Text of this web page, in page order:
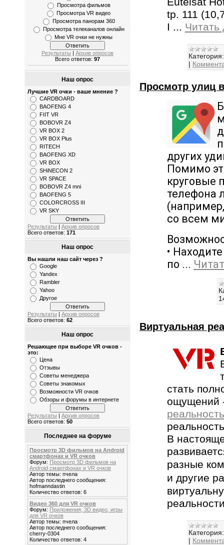
Просмотра фильмов
Просмотра VR видео
Просмотра панорам 360
Просмотра телеканалов онлайн
Мне VR очки не нужны
Результаты
Архив опросов
Всего ответов: 97
Наш опрос
Лучшие VR очки - ваше мнение ?
CARDBOARD
BAOFENG 4
FIIT VR
BOBOVR Z4
VR BOX 2
VR BOX Plus
RITECH
BAOFENG XD
VR BOX
SHiNECON 2
VR SPACE
BOBOVR Z4 mni
BAOFENG 5
COLORCROSS III
VR SKY
Результаты
Архив опросов
Всего ответов: 171
Наш опрос
Вы нашли наш сайт через ?
Google
Yandex
Rambler
Yahoo
Другое
Результаты
Архив опросов
Всего ответов: 62
Наш опрос
Решающее при выборе VR очков -
это:
Цена
Отзывы
Советы менеджера
Советы знакомых
Возможности VR очков
Обзоры и форумы в интернете
Результаты
Архив опросов
Всего ответов: 50
Последнее на форуме
Просмотр 3D фильмов на Android
смартфонах и VR очков
Форум: Просмотр 3D фильмов на
Android смартфонах и VR очков
Автор темы: пчела
Автор последнего сообщения:
hofmanndastin
Количество ответов: 6
Видео 360 для VR очков
Форум: Приложения, 3D видео, игры
для VR очков
Автор темы: пчела
Автор последнего сообщения:
cherry-0304
Количество ответов: 4
tp. 111
I ...
Категория:
|
Просмотр улиц
других
Помимо
круговые
телефона
со всем
•
по ...
Виртуальная
стать
ощущений
реальность
В
разные
и другие
Категория:
|